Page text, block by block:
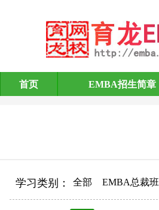
EMBA招生简章
首页 EMBA招生简章
学习类别： 全部 EMBA总裁班